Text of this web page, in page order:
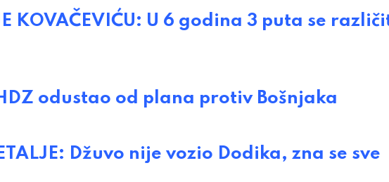
KOVAČEVIĆU: U 6 godina 3 puta se
odustao od plana protiv Bošnjaka
Džuvo nije vozio Dodika, zna se sve